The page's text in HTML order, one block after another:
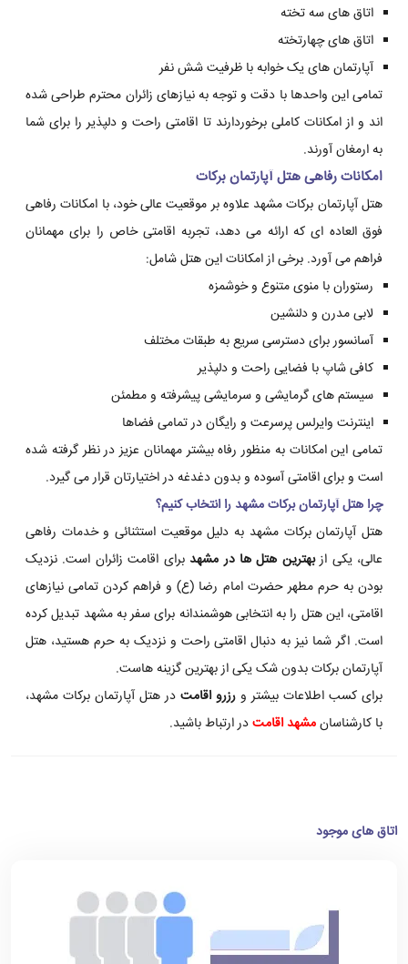
اتاق های سه تخته
اتاق های چهارتخته
آپارتمان های یک خوابه با ظرفیت شش نفر
تمامی این واحدها با دقت و توجه به نیازهای زائران محترم طراحی شده
اند و از امکانات کاملی برخوردارند تا اقامتی راحت و دلپذیر را برای شما
به ارمغان آورند.
امکانات رفاهی هتل آپارتمان برکات
هتل آپارتمان برکات مشهد علاوه بر موقعیت عالی خود، با امکانات رفاهی
فوق العاده ای که ارائه می دهد، تجربه اقامتی خاص را برای مهمانان
فراهم می آورد. برخی از امکانات این هتل شامل:
رستوران با منوی متنوع و خوشمزه
لابی مدرن و دلنشین
آسانسور برای دسترسی سریع به طبقات مختلف
کافی شاپ با فضایی راحت و دلپذیر
سیستم های گرمایشی و سرمایشی پیشرفته و مطمئن
اینترنت وایرلس پرسرعت و رایگان در تمامی فضاها
تمامی این امکانات به منظور رفاه بیشتر مهمانان عزیز در نظر گرفته شده
است و برای اقامتی آسوده و بدون دغدغه در اختیارتان قرار می گیرد.
چرا هتل آپارتمان برکات مشهد را انتخاب کنیم؟
هتل آپارتمان برکات مشهد به دلیل موقعیت استثنائی و خدمات رفاهی
عالی، یکی ازبهترین هتل ها در مشهدبرای اقامت زائران است. نزدیک
بودن به حرم مطهر حضرت امام رضا (ع) و فراهم کردن تمامی نیازهای
اقامتی، این هتل را به انتخابی هوشمندانه برای سفر به مشهد تبدیل کرده
است. اگر شما نیز به دنبال اقامتی راحت و نزدیک به حرم هستید، هتل
آپارتمان برکات بدون شک یکی از بهترین گزینه هاست.
برای کسب اطلاعات بیشتر و رزرو اقامت در هتل آپارتمان برکات مشهد،
با کارشناسانمشهد اقامتدر ارتباط باشید.
اتاق های موجود